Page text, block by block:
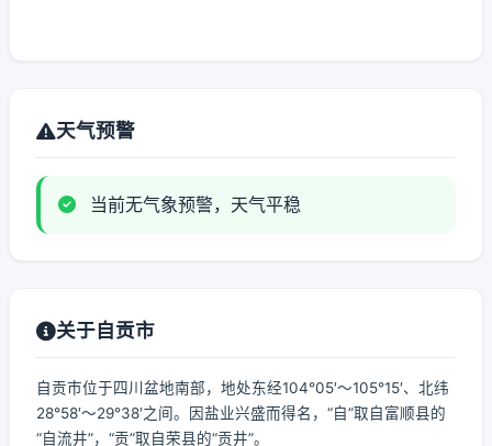
天气预警
当前无气象预警，天气平稳
关于自贡市
自贡市位于四川盆地南部，地处东经104°05′～105°15′、北纬
28°58′～29°38′之间。因盐业兴盛而得名，“自”取自富顺县的
“自流井”，“贡”取自荣县的“贡井”。